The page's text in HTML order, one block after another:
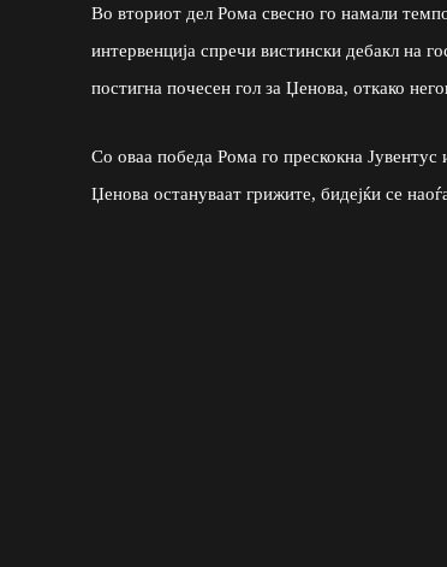
Во вториот дел Рома свесно го намали
интервенција спречи вистински дебакл на
постигна почесен гол за Џенова, откако
Со оваа победа Рома го прескокна
Џенова остануваат грижите, бидејќи се